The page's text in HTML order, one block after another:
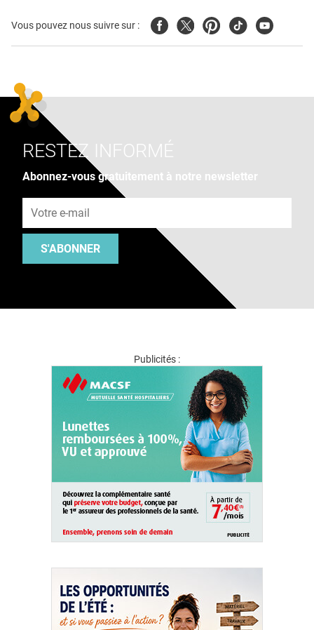
Vous pouvez nous suivre sur : FacebookTwitterPinterest
TiktokYoutube
RESTEZ INFORMÉ
Abonnez-vous gratuitement à notre newsletter
S'ABONNER
Publicités :